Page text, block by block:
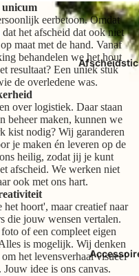
eerbetoon. Omdat
het afscheid dat ook niet
maat met de hand. Vanaf
behandelen we het hout
resultaat? Een uniek stuk
de overledene was.
over logistiek. Daar staan
beheer maken, kunnen we
kist nodig? Wij garanderen
je maken én leveren op de
heilig, zodat jij je kunt
afscheid. We werken niet
ook met ons hart.
hoort', maar creatief naar
die jouw wensen vertalen.
of een compleet eigen
is mogelijk. Wij denken
het levensverhaal visueel
idee is ons canvas.